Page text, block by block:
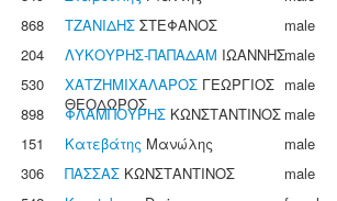
868 ΤΖΑΝΙΔΗΣ ΣΤΕΦΑΝΟΣ
male
204 ΛΥΚΟΥΡΗΣ-ΠΑΠΑΔΑΜ ΙΩΑΝΝΗΣmale
530 ΧΑΤΖΗΜΙΧΑΛΑΡΟΣ ΓΕΩΡΓΙΟΣ
ΘΕΟΔΩΡΟΣ
male
898 ΦΛΑΜΠΟΥΡΗΣ ΚΩΝΣΤΑΝΤΙΝΟΣ male
151 Κατεβάτης Μανώλης
male
306 ΠΑΣΣΑΣ ΚΩΝΣΤΑΝΤΙΝΟΣ
male